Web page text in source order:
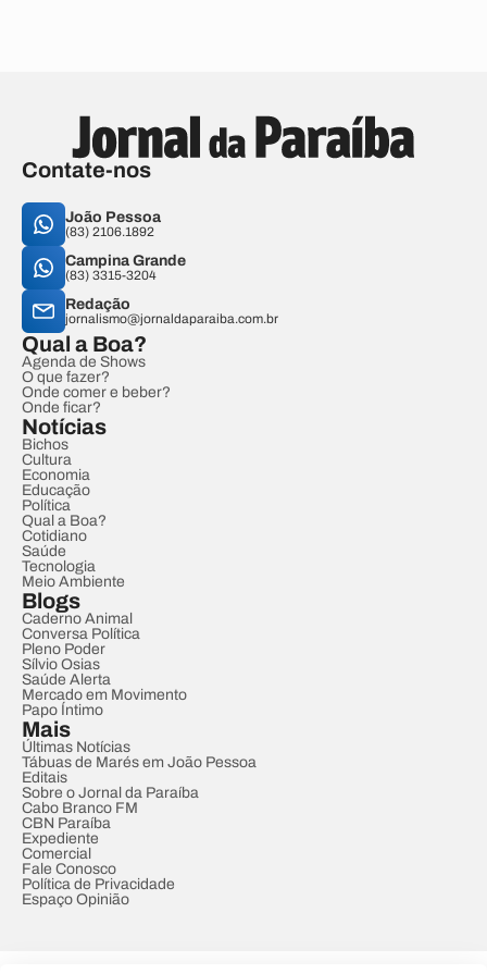
Contate-nos
João Pessoa
(83) 2106.1892
Campina Grande
(83) 3315-3204
Redação
jornalismo@jornaldaparaiba.com.br
Qual a Boa?
Agenda de Shows
O que fazer?
Onde comer e beber?
Onde ficar?
Notícias
Bichos
Cultura
Economia
Educação
Política
Qual a Boa?
Cotidiano
Saúde
Tecnologia
Meio Ambiente
Blogs
Caderno Animal
Conversa Política
Pleno Poder
Sílvio Osias
Saúde Alerta
Mercado em Movimento
Papo Íntimo
Mais
Últimas Notícias
Tábuas de Marés em João Pessoa
Editais
Sobre o Jornal da Paraíba
Cabo Branco FM
CBN Paraíba
Expediente
Comercial
Fale Conosco
Política de Privacidade
Espaço Opinião